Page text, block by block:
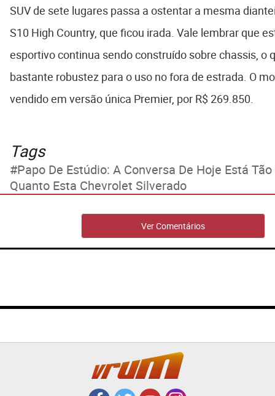
SUV de sete lugares passa a ostentar a mesma
S10 High Country, que ficou irada. Vale lembrar que
esportivo continua sendo construído sobre chassis, o
bastante robustez para o uso no fora de estrada. O
vendido em versão única Premier, por R$ 269.850.
Tags
Papo De Estúdio: A Conversa De Hoje Está
Quanto Esta Chevrolet Silverado
Ver Comentários